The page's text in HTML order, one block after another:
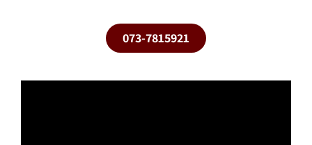
073-7815921